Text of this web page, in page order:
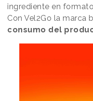
ingrediente en
Con Vel2Go la marca
consumo del